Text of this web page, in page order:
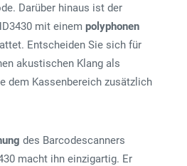
Darüber hinaus ist der
mit einem polyphonen
Entscheiden Sie sich für
akustischen Klang als
dem Kassenbereich zusätzlich
des Barcodescanners
macht ihn einzigartig. Er